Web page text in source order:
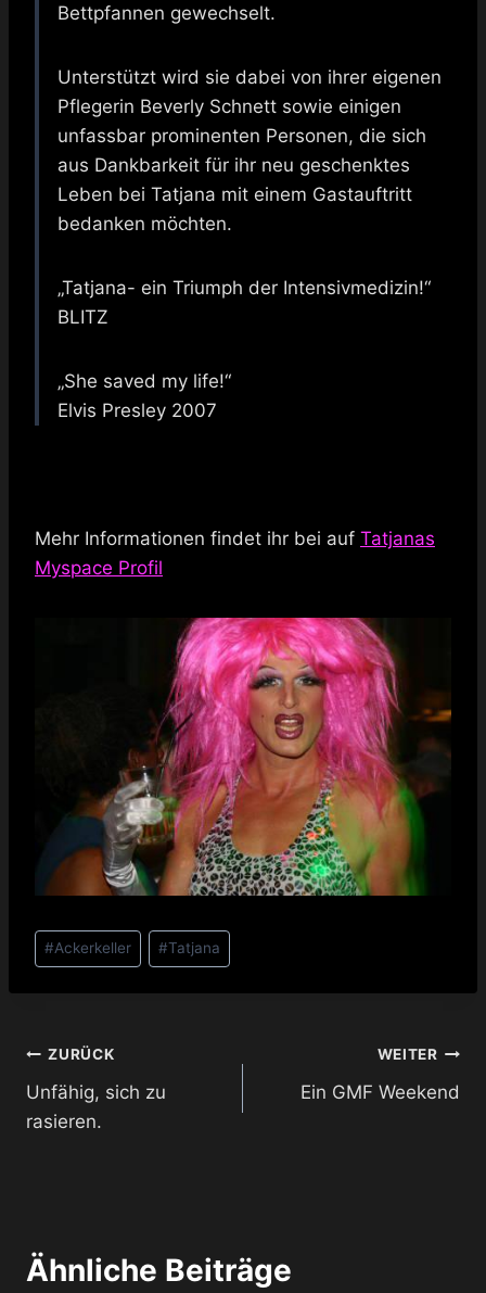
Bettpfannen gewechselt.
Unterstützt wird sie dabei von ihrer eigenen
Pflegerin Beverly Schnett sowie einigen
unfassbar prominenten Personen, die sich
aus Dankbarkeit für ihr neu geschenktes
Leben bei Tatjana mit einem Gastauftritt
bedanken möchten.
„Tatjana- ein Triumph der Intensivmedizin!“
BLITZ
„She saved my life!“
Elvis Presley 2007
Mehr Informationen findet ihr bei auf Tatjanas
Myspace Profil
Schlagworte:
#Ackerkeller #Tatjana
Beitragsnavigation
ZURÜCK
Unfähig, sich zu
rasieren.
WEITER
Ein GMF Weekend
Ähnliche Beiträge